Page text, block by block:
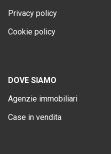
Privacy policy
Cookie policy
DOVE SIAMO
Agenzie immobiliari
Case in vendita